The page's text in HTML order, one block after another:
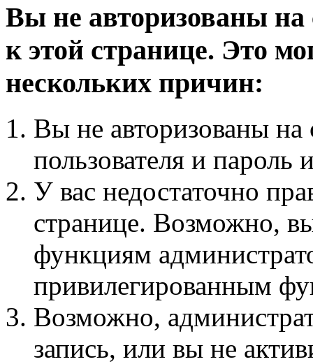
Вы не авторизованы на
к этой странице. Это
нескольких причин:
Вы не авторизованы на
пользователя и пароль
У вас недостаточно
странице. Возможно,
функциям
привилегированным
Возможно,
запись, или вы не